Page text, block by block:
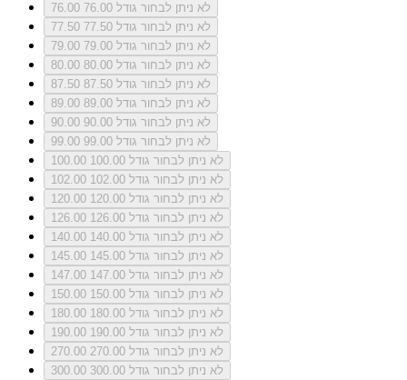
76.00
לא ניתן לבחור גודל 76.00
77.50
לא ניתן לבחור גודל 77.50
79.00
לא ניתן לבחור גודל 79.00
80.00
לא ניתן לבחור גודל 80.00
87.50
לא ניתן לבחור גודל 87.50
89.00
לא ניתן לבחור גודל 89.00
90.00
לא ניתן לבחור גודל 90.00
99.00
לא ניתן לבחור גודל 99.00
100.00
לא ניתן לבחור גודל 100.00
102.00
לא ניתן לבחור גודל 102.00
120.00
לא ניתן לבחור גודל 120.00
126.00
לא ניתן לבחור גודל 126.00
140.00
לא ניתן לבחור גודל 140.00
145.00
לא ניתן לבחור גודל 145.00
147.00
לא ניתן לבחור גודל 147.00
150.00
לא ניתן לבחור גודל 150.00
180.00
לא ניתן לבחור גודל 180.00
190.00
לא ניתן לבחור גודל 190.00
270.00
לא ניתן לבחור גודל 270.00
300.00
לא ניתן לבחור גודל 300.00